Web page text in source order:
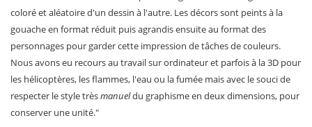
coloré et aléatoire d'un dessin à l'autre. Les décors sont peints à la
gouache en format réduit puis agrandis ensuite au format des
personnages pour garder cette impression de tâches de couleurs.
Nous avons eu recours au travail sur ordinateur et parfois à la 3D pour
les hélicoptères, les flammes, l'eau ou la fumée mais avec le souci de
respecter le style trèsmanueldu graphisme en deux dimensions, pour
conserver une unité."